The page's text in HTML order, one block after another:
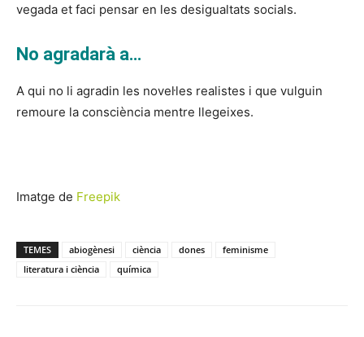
vegada et faci pensar en les desigualtats socials.
No agradarà a…
A qui no li agradin les novel·les realistes i que vulguin
remoure la consciència mentre llegeixes.
Imatge de Freepik
TEMES abiogènesi ciència dones
feminisme
literatura i ciència
química